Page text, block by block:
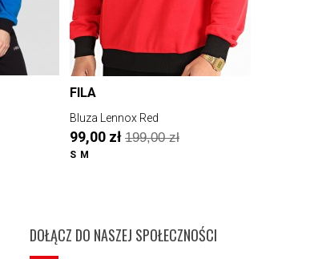
FILA
Bluza Lennox Red
99,00 zł 199,00 zł
S M
DOŁĄCZ DO NASZEJ SPOŁECZNOŚCI